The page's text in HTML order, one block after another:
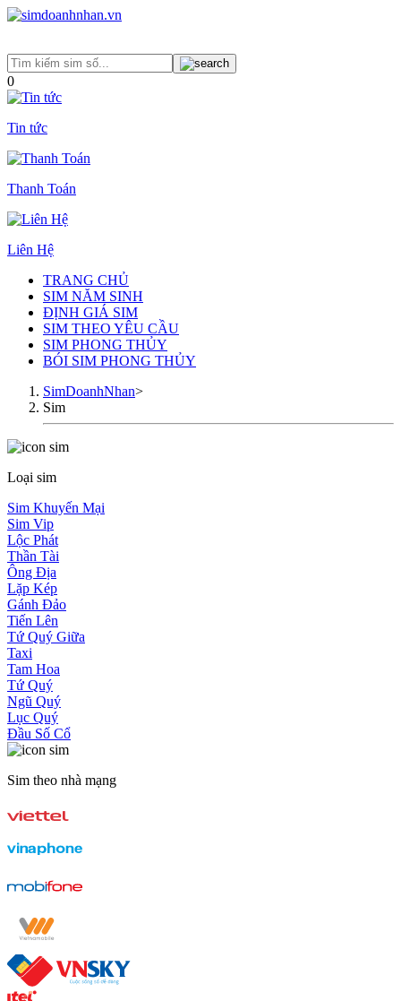
0
Tin tức
Thanh Toán
Liên Hệ
TRANG CHỦ
SIM NĂM SINH
ĐỊNH GIÁ SIM
SIM THEO YÊU CẦU
SIM PHONG THỦY
BÓI SIM PHONG THỦY
SimDoanhNhan>
Sim
Loại sim
Sim Khuyến Mại
Sim Vip
Lộc Phát
Thần Tài
Ông Địa
Lặp Kép
Gánh Đảo
Tiến Lên
Tứ Quý Giữa
Taxi
Tam Hoa
Tứ Quý
Ngũ Quý
Lục Quý
Đầu Số Cổ
Sim theo nhà mạng